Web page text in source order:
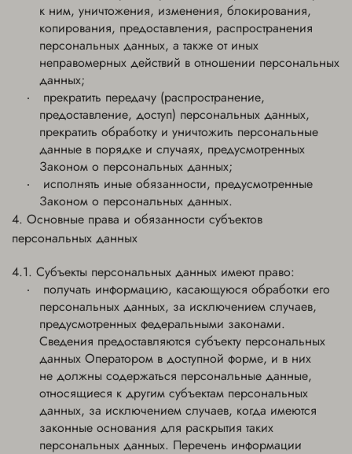
к ним, уничтожения, изменения, блокирования,
копирования, предоставления, распространения
персональных данных, а также от иных
неправомерных действий в отношении персональных
данных;
прекратить передачу (распространение,
предоставление, доступ) персональных данных,
прекратить обработку и уничтожить персональные
данные в порядке и случаях, предусмотренных
Законом о персональных данных;
исполнять иные обязанности, предусмотренные
Законом о персональных данных.
Основные права и обязанности субъектов
персональных данных
Субъекты персональных данных имеют право:
получать информацию, касающуюся обработки его
персональных данных, за исключением случаев,
предусмотренных федеральными законами.
Сведения предоставляются субъекту персональных
данных Оператором в доступной форме, и в них
не должны содержаться персональные данные,
относящиеся к другим субъектам персональных
данных, за исключением случаев, когда имеются
законные основания для раскрытия таких
персональных данных. Перечень информации